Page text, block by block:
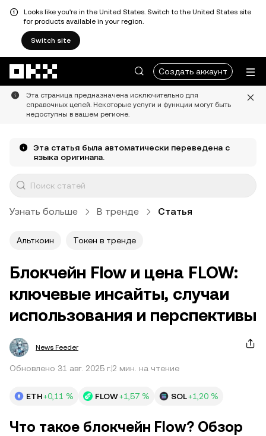
Looks like you're in the United States. Switch to the United States site
for products available in your region.
Switch site
Создать аккаунт
Эта страница предназначена исключительно для
справочных целей. Некоторые услуги и функции могут быть
недоступны в вашем регионе.
Эта статья была автоматически переведена с
языка оригинала.
Узнать больше В тренде Статья
Альткоин Токен в тренде
Блокчейн Flow и цена FLOW:
ключевые инсайты, случаи
использования и перспективы
News Feeder
Обновлено 31 авг. 2025 г. 2 мин. на чтение
ETH+0,11 % FLOW+1,57 % SOL+1,20 %
Что такое блокчейн Flow? Обзор